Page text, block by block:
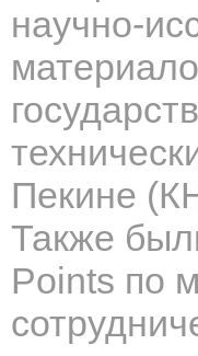
научно-
Пекине
Также
Points по